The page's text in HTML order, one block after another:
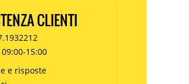
CLIENTI
15:00
e risposte